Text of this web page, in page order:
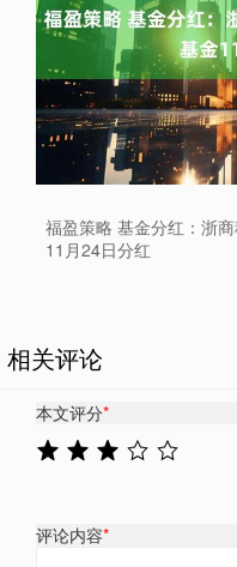
福盈策略 基金分红：浙
11月24日分红
相关评论
本文评分*
评论内容*